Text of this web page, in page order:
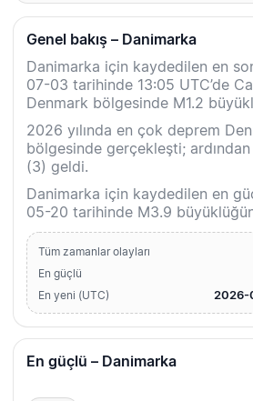
Genel bakış – Danimarka
Danimarka için kaydedilen en
07-03 tarihinde 13:05 UTC’de
Denmark bölgesinde M1.2
2026 yılında en çok deprem
bölgesinde gerçekleşti;
(3) geldi.
Danimarka için kaydedilen en
05-20 tarihinde M3.9
Tüm zamanlar olayları
En güçlü
En yeni (UTC) 2026-
En güçlü – Danimarka